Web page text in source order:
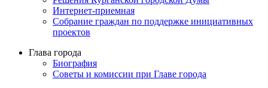
Интернет-приемная
Собрание граждан по поддержке инициативных
проектов
Глава города
Биография
Советы и комиссии при Главе города